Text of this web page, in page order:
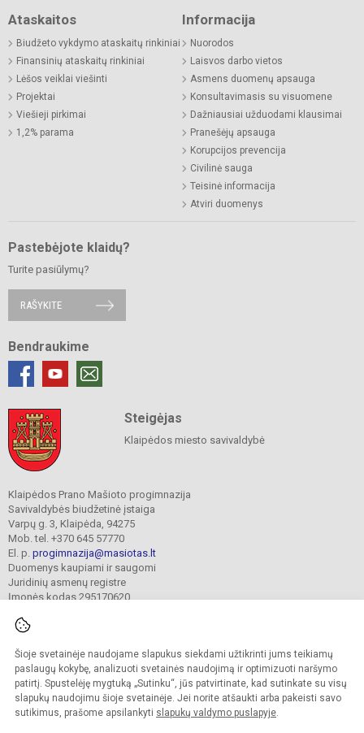
Šioje svetainėje naudojame slapukus siekdami užtikrinti jums teikiamų
paslaugų kokybę, analizuoti svetainės naudojimą ir optimizuoti naršymo
patirtį. Spustelėję mygtuką „Sutinku“, jūs patvirtinate, kad sutinkate su visų
slapukų naudojimu šioje svetainėje. Jei norite atšaukti arba pakeisti savo
sutikimus, prašome apsilankyti slapukų valdymo puslapyje.
Ataskaitos
Biudžeto vykdymo ataskaitų rinkiniai
Finansinių ataskaitų rinkiniai
Lėšos veiklai viešinti
Projektai
Viešieji pirkimai
1,2% parama
Informacija
Nuorodos
Laisvos darbo vietos
Asmens duomenų apsauga
Konsultavimasis su visuomene
Dažniausiai užduodami klausimai
Pranešėjų apsauga
Korupcijos prevencija
Civilinė sauga
Teisinė informacija
Atviri duomenys
Pastebėjote klaidų?
Turite pasiūlymų?
RAŠYKITE
Bendraukime
Steigėjas
Klaipėdos miesto savivaldybė
Klaipėdos Prano Mašioto progimnazija
Savivaldybės biudžetinė įstaiga
Varpų g. 3, Klaipėda, 94275
Mob. tel. +370 645 57770
El. p. progimnazija@masiotas.lt
Duomenys kaupiami ir saugomi
Juridinių asmenų registre
Įmonės kodas 295170620
© 2022. Klaipėdos Prano Mašioto progimnazija. Visos teisės saugomos.
Kopijuoti turinį be raštiško įstaigos administracijos sutikimo griežtai draudžiama.
Prieinamumo paraiška Slapukų valdymas
Sumanus būdas atnaujinti